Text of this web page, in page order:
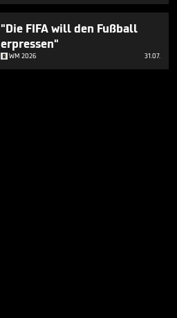
"Die FIFA will den Fußball
erpressen"
WM 2026 31.07.